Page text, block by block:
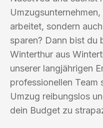
arbeitet, sondern
sparen? Dann bist du
Winterthur aus
unserer langjährigen
professionellen Team
Umzug reibungslos
dein Budget zu